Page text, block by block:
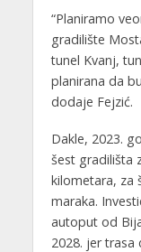
“Planiramo
gradilište
tunel Kvanj,
planirana da
dodaje Fejzić.
Dakle, 2023.
šest gradilišta
kilometara, za
maraka.
autoput od
2028. jer